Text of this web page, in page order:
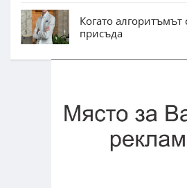
Когато алгоритъмът
присъда